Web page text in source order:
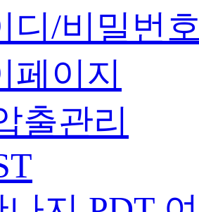
디/비밀번
페이지
출관리